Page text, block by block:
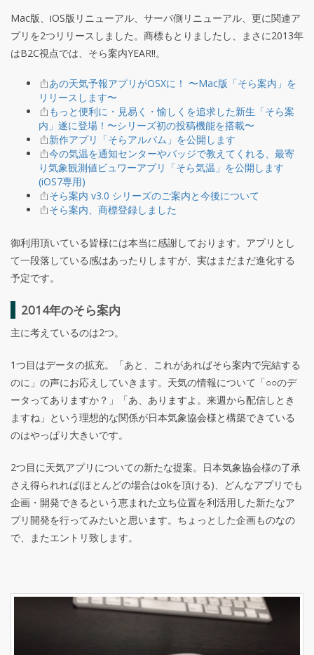
Mac版、iOS版リニューアル、サーバ側リニューアル、更に関連ア
プリを2つリリースしました。商標もとりましたし、まさに2013年
はB2C視点では、そら案内YEAR!!。
あの天気予報アプリがOSXに！ 〜Mac版「そら案内」を
リリースします〜
もっと便利に・見易く・愉しくを追求した新生「そら案
内」遂に登場！〜シリーズ初の投稿機能を搭載〜
新作アプリ「そらアルバム」を公開します
今の気温を通知センターやバッジで教えてくれる、最寄
り気象観測値ビュワーアプリ「そら気温」を公開します
(iOS7専用)
そら案内 v3.0 シリーズのご案内と今後について
そら案内、商標登録しました
御利用頂いている皆様には本当に感謝しております。アプリとし
て一段落している感はあったりしますが、実はまだまだ進化する
予定です。
2014年のそら案内
主に考えているのは2つ。
1つ目はデータの拡充。「あと、これがあればそら案内で完結する
のに」の声にお応えしていきます。天気の情報について「○○のデ
ータってありますか？」「あ、ありますよ。来週から配信しとき
ますね」という理想的な関係が日本気象協会様と構築できている
のはやっぱり大きいです。
2つ目に天気アプリについての新たな提案。日本気象協会様の了承
さえ得られれば(ほとんどの場合はokを頂ける)、どんなアプリでも
企画・開発できるという恵まれた立ち位置を利活用した新たなア
プリ開発を行ってみたいと思います。ちょっとした企画ものなの
で、またエントリ致します。